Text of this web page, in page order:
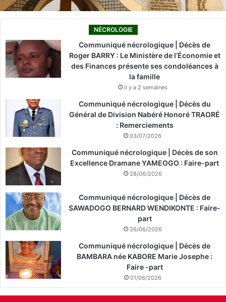
NÉCROLOGIE
Communiqué nécrologique | Décès de
Roger BARRY : Le Ministère de l’Économie et
des Finances présente ses condoléances à
la famille
il y a 2 semaines
Communiqué nécrologique | Décès du
Général de Division Nabéré Honoré TRAORÉ
: Remerciements
03/07/2026
Communiqué nécrologique | Décès de son
Excellence Dramane YAMEOGO : Faire-part
28/06/2026
Communiqué nécrologique | Décès de
SAWADOGO BERNARD WENDIKONTE : Faire-
part
26/06/2026
Communiqué nécrologique | Décès de
BAMBARA née KABORE Marie Josephe :
Faire -part
01/06/2026